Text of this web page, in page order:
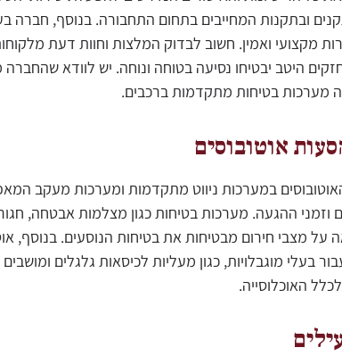
ובתקנות המחייבים בתחום התחבורה. בנוסף, חברה
מקצועי ואמין. חשוב לבדוק המלצות וחוות דעת
היטב יבטיחו נסיעה בטוחה ונוחה. יש לוודא
מערכות בטיחות מתקדמות ברכבים.
אוטובוסים
במערכות ניווט מתקדמות ומערכות מעקב
וזמני ההגעה. מערכות בטיחות כגון מצלמות אבטחה,
מצבי חירום מבטיחות את בטיחות הנוסעים. בנוסף,
בעלי מוגבלויות, כגון מעליות לכיסאות גלגלים ומושבים
האוכלוסייה.